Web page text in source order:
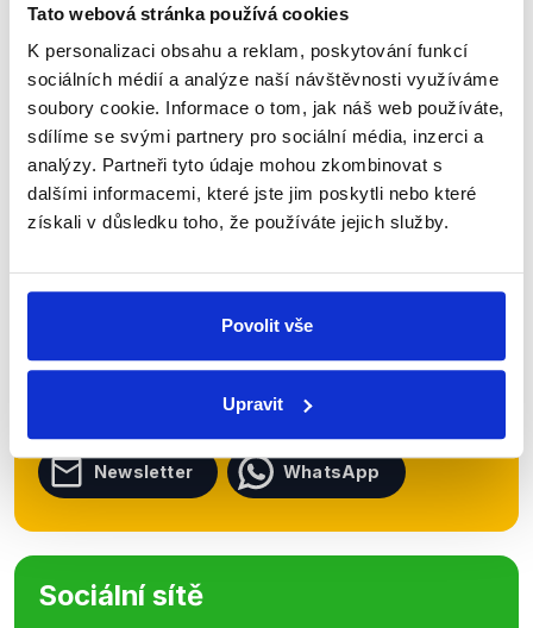
Tato webová stránka používá cookies
K personalizaci obsahu a reklam, poskytování funkcí
sociálních médií a analýze naší návštěvnosti využíváme
soubory cookie. Informace o tom, jak náš web používáte,
sdílíme se svými partnery pro sociální média, inzerci a
analýzy. Partneři tyto údaje mohou zkombinovat s
dalšími informacemi, které jste jim poskytli nebo které
získali v důsledku toho, že používáte jejich služby.
Povolit vše
Upravit
Číst dál
Zůstaňme v kontaktu
Přihlaste se k odběru našeho
newsletteru nebowhatsappového
shrnutí nejzajímavějších článků a analýz.
Začněte nás odebírat, a mějte tak
přehled o tom, jaké dezinformace a
nepravdy se zrovna v Česku šíří.
Newsletter WhatsApp
Sociální sítě